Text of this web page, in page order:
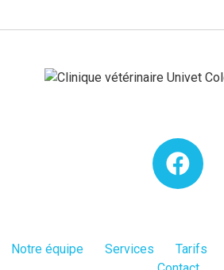
Notre équipe Services Tarifs